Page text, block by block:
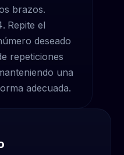
brazos.
Repite el
deseado
repeticiones
una
adecuada.